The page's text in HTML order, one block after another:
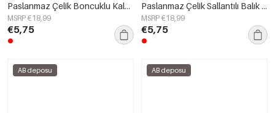
Paslanmaz Çelik Boncuklu Kalp Şeklinde Sevimli Günlük Sade Seri Kadın Takıları
MSRP €18,99
€5,75
Paslanmaz Çelik Sallantılı Balık Şeklinde Küpe, Sade Günlük Seri, Kadın Takıları
MSRP €18,99
€5,75
AB deposu AB deposu